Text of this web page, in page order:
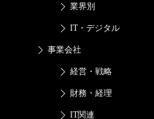
業界別
IT・デジタル
事業会社
経営・戦略
財務・経理
IT関連